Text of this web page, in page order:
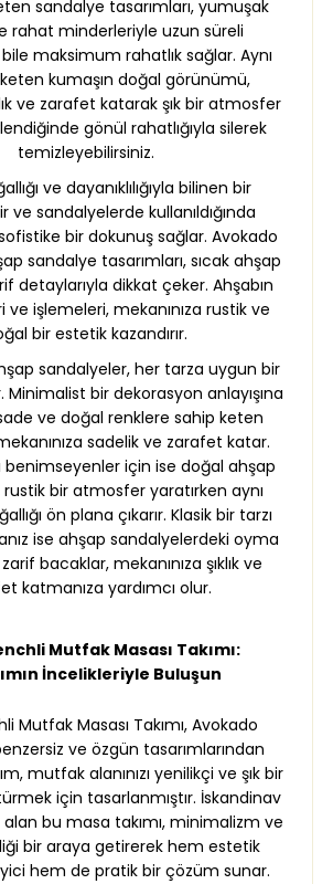
sandalye tasarımları, yumuşak
rahat minderleriyle uzun süreli
maksimum rahatlık sağlar. Aynı
kumaşın doğal görünümü,
ve zarafet katarak şık bir atmosfer
gönül rahatlığıyla silerek
temizleyebilirsiniz.
ve dayanıklılığıyla bilinen bir
ve sandalyelerde kullanıldığında
bir dokunuş sağlar. Avokado
sandalye tasarımları, sıcak ahşap
detaylarıyla dikkat çeker. Ahşabın
ve işlemeleri, mekanınıza rustik ve
bir estetik kazandırır.
sandalyeler, her tarza uygun bir
bir dekorasyon anlayışına
ve doğal renklere sahip keten
sadelik ve zarafet katar.
benimseyenler için ise doğal ahşap
bir atmosfer yaratırken aynı
ön plana çıkarır. Klasik bir tarzı
ise ahşap sandalyelerdeki oyma
bacaklar, mekanınıza şıklık ve
katmanıza yardımcı olur.
Mutfak Masası Takımı:
İncelikleriyle Buluşun
Mutfak Masası Takımı, Avokado
ve özgün tasarımlarından
mutfak alanınızı yenilikçi ve şık bir
için tasarlanmıştır. İskandinav
bu masa takımı, minimalizm ve
bir araya getirerek hem estetik
hem de pratik bir çözüm sunar.